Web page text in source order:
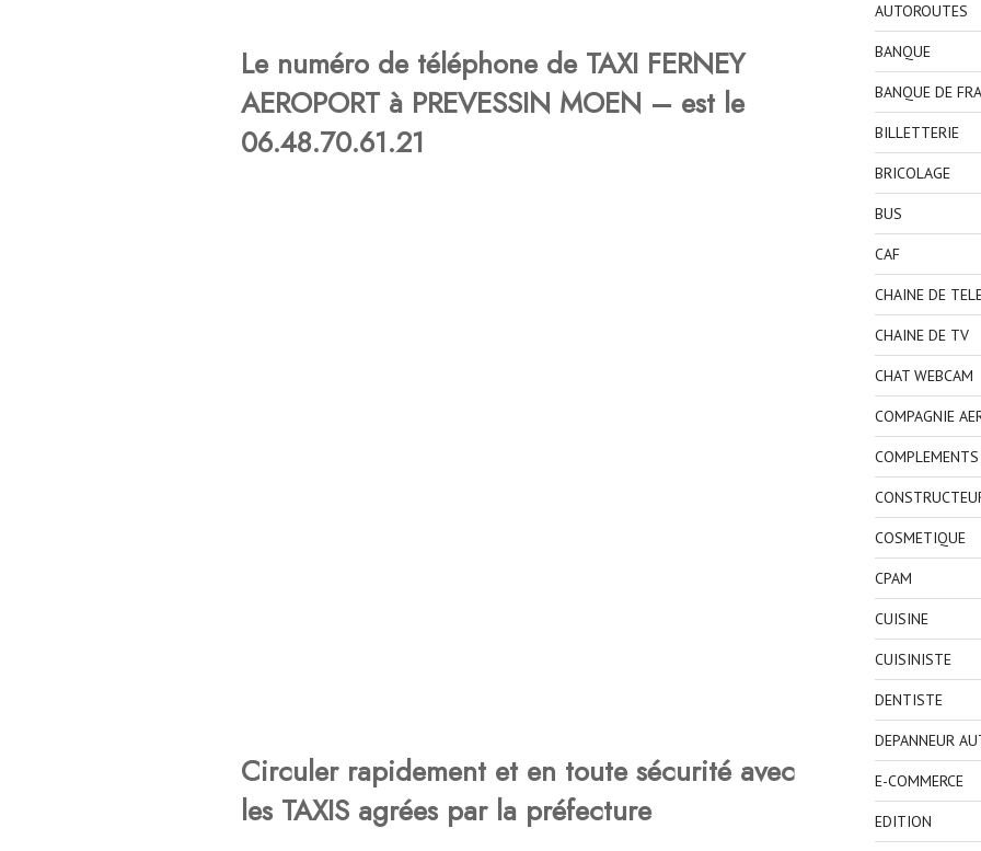
Le numéro de téléphone de TAXI FERNEY
AEROPORT à PREVESSIN MOEN – est le
06.48.70.61.21
Circuler rapidement et en toute sécurité avec
les TAXIS agrées par la préfecture
AUTOROUTES
BANQUE
BANQUE DE
BILLETTERIE
BRICOLAGE
BUS
CAF
CHAINE DE
CHAINE DE TV
CHAT WEBCAM
COMPAGNIE
COSMETIQUE
CPAM
CUISINE
CUISINISTE
DENTISTE
DEPANNEUR
E-COMMERCE
EDITION